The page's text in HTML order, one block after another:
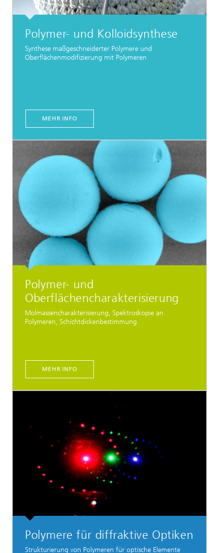
Polymer- und Kolloidsynthese
Synthese maßgeschneiderter Polymere und
Oberflächenmodifizierung mit Polymeren
MEHR INFO
Polymer- und
Oberflächencharakterisierung
Molmassencharakterisierung, Spektroskopie an
Polymeren, Schichtdickenbestimmung
MEHR INFO
Polymere für diffraktive Optiken
Strukturierung von Polymeren für optische Elemente